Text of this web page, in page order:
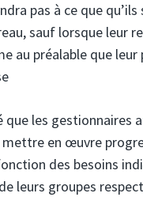
pas à ce que
sauf lorsque leur
au préalable que leur
que les gestionnaires
en œuvre
des besoins
leurs groupes